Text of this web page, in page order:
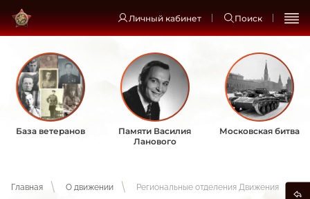
Личный кабинет Поиск
База ветеранов
Памяти Василия
Ланового
Московская битва
Главная О движении Региональные отделения Движения